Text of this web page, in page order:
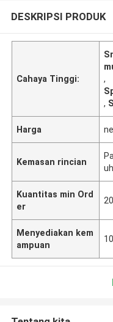
DESKRIPSI PRODUK
Cahaya Tinggi:
,
,
Harga
Kemasan rincian
Kuantitas min Ord
er
Menyediakan kem
ampuan